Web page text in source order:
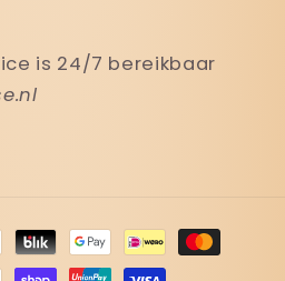
is 24/7 bereikbaar